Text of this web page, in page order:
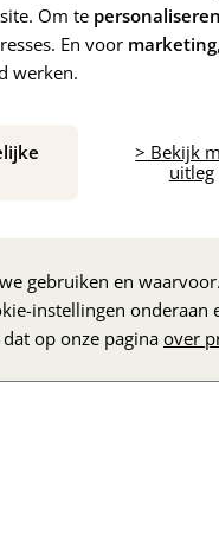
Om te personaliseren
En voor marketing
werken.
> Bekijk
uitleg
gebruiken en
instellingen onderaan
op onze paginaover